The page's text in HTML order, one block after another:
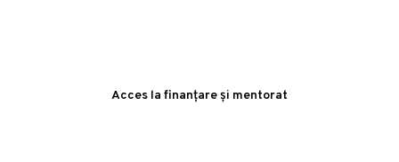
Acces la finanțare și mentorat